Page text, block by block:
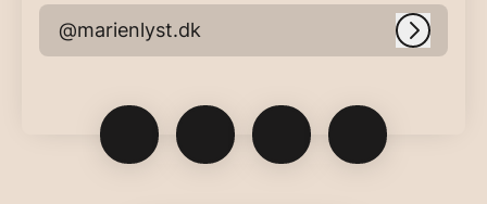
@marienlyst.dk Log ind